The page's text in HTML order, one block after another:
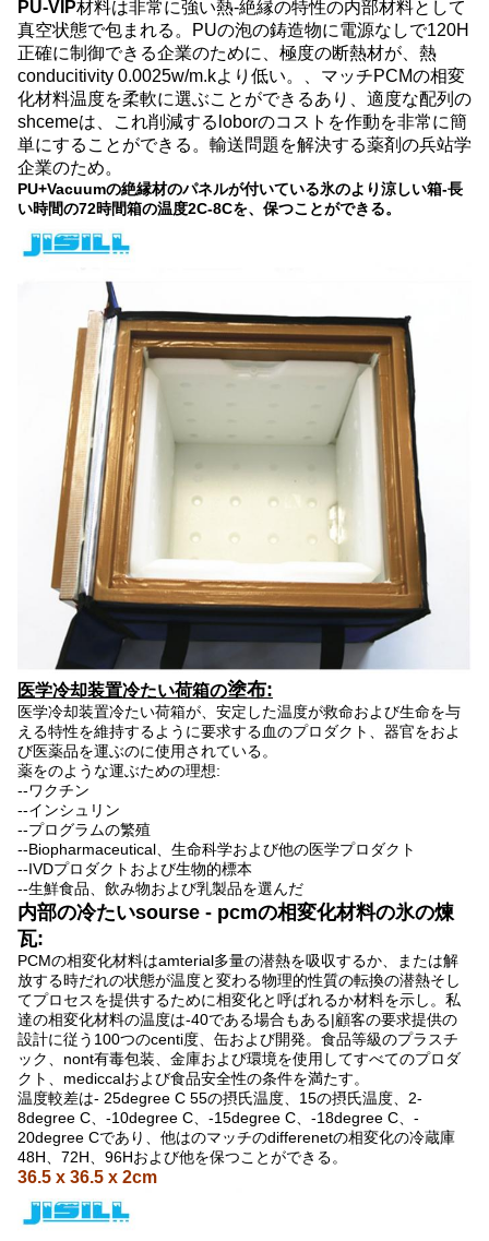
PU-VIP材料は非常に強い熱-絶縁の特性の内部材料として
真空状態で包まれる。PUの泡の鋳造物に電源なしで120H
正確に制御できる企業のために、極度の断熱材が、熱
conducitivity 0.0025w/m.kより低い。、マッチPCMの相変
化材料温度を柔軟に選ぶことができるあり、適度な配列の
shcemeは、これ削減するloborのコストを作動を非常に簡
単にすることができる。輸送問題を解決する薬剤の兵站学
企業のため。
PU+Vacuumの絶縁材のパネルが付いている氷のより涼しい箱-長
い時間の72時間箱の温度2C-8Cを、保つことができる。
医学冷却装置冷たい荷箱の塗布:
医学冷却装置冷たい荷箱が 、安定した温度が救命および生命を与
える特性を維持するように要求する血のプロダクト、器官をおよ
び医薬品を運ぶのに使用されている。
薬をのような運ぶための理想:
--ワクチン
--インシュリン
--プログラムの繁殖
--Biopharmaceutical、生命科学および他の医学プロダクト
--IVDプロダクトおよび生物的標本
--生鮮食品、飲み物および乳製品を選んだ
内部の冷たいsourse - pcmの相変化材料の氷の煉
瓦:
PCMの相変化材料はamterial多量の潜熱を吸収するか、または解
放する時だれの状態が温度と変わる物理的性質の転換の潜熱そし
てプロセスを提供するために相変化と呼ばれるか材料を示し。私
達の相変化材料の温度は-40である場合もある|顧客の要求提供の
設計に従う100つのcenti度、缶および開発。食品等級のプラスチ
ック、nont有毒包装、金庫および環境を使用してすべてのプロダ
クト、mediccalおよび食品安全性の条件を満たす。
温度較差は- 25degree C 55の摂氏温度、15の摂氏温度、 2-
8degree C、-10degree C、-15degree C、-18degree C、-
20degree Cであり
他はのマッチのdifferenetの相変化の冷蔵庫
48H、72H、96Hおよび他を保つことができる。
36.5 x 36.5 x 2cm